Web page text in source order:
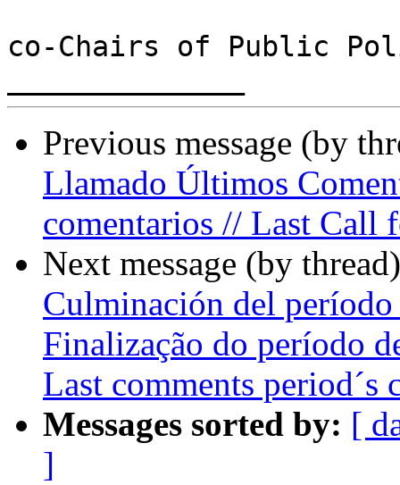
co-Chairs of Public
Previous message (by
Llamado Últimos
comentarios // Last Call
Next message (by
Culminación del
Finalização do período
Last comments period´s
Messages sorted by: [
]